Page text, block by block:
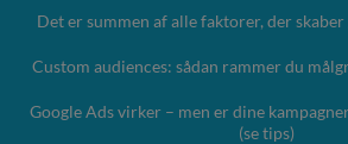
Det er summen af alle faktorer, der
Custom audiences: sådan rammer du
Google Ads virker – men er dine
(se tips)